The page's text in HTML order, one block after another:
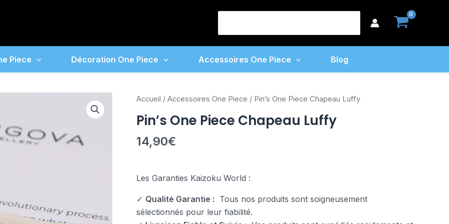
Piece Décoration One Piece Accessoires One Piece Blog
Accueil / Accessoires One Piece / Pin’s One Piece Chapeau Luffy
Pin’s One Piece Chapeau Luffy
14,90€
Les Garanties Kaizoku World :
✓ Qualité Garantie : Tous nos produits sont soigneusement
sélectionnés pour leur fiabilité.
quantité
Pin’s
One
Piece
Luffy
One
Chapeau
Luffy